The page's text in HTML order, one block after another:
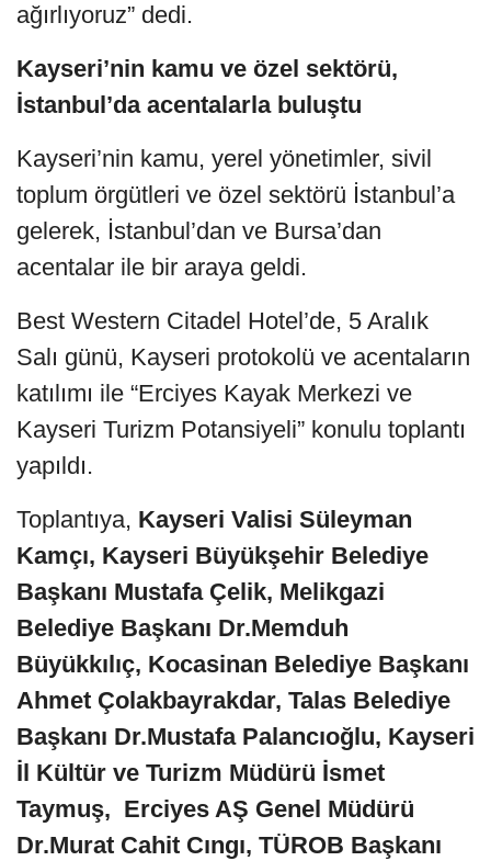
ağırlıyoruz” dedi.
Kayseri’nin kamu ve özel sektörü,
İstanbul’da acentalarla buluştu
Kayseri’nin kamu, yerel yönetimler, sivil
toplum örgütleri ve özel sektörü İstanbul’a
gelerek, İstanbul’dan ve Bursa’dan
acentalar ile bir araya geldi.
Best Western Citadel Hotel’de, 5 Aralık
Salı günü, Kayseri protokolü ve acentaların
katılımı ile “Erciyes Kayak Merkezi ve
Kayseri Turizm Potansiyeli” konulu toplantı
yapıldı.
Toplantıya, Kayseri Valisi Süleyman
Kamçı, Kayseri Büyükşehir Belediye
Başkanı Mustafa Çelik, Melikgazi
Belediye Başkanı Dr.Memduh
Büyükkılıç, Kocasinan Belediye Başkanı
Ahmet Çolakbayrakdar, Talas Belediye
Başkanı Dr.Mustafa Palancıoğlu, Kayseri
İl Kültür ve Turizm Müdürü İsmet
Taymuş, Erciyes AŞ Genel Müdürü
Dr.Murat Cahit Cıngı, TÜROB Başkanı